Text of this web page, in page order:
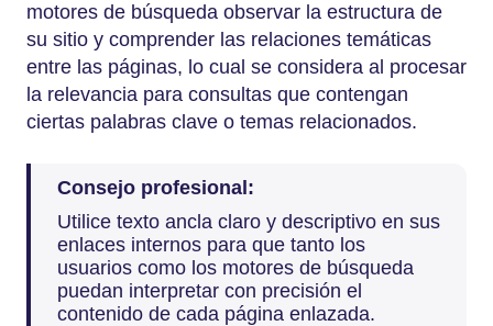
motores de búsqueda observar la estructura de
su sitio y comprender las relaciones temáticas
entre las páginas, lo cual se considera al procesar
la relevancia para consultas que contengan
ciertas palabras clave o temas relacionados.
Consejo profesional:
Utilice texto ancla claro y descriptivo en sus
enlaces internos para que tanto los
usuarios como los motores de búsqueda
puedan interpretar con precisión el
contenido de cada página enlazada.